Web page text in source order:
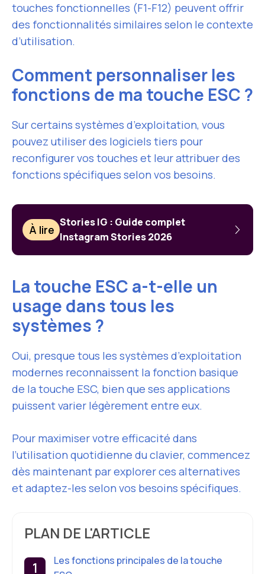
touches fonctionnelles (F1-F12) peuvent offrir
des fonctionnalités similaires selon le contexte
d’utilisation.
Comment personnaliser les
fonctions de ma touche ESC ?
Sur certains systèmes d’exploitation, vous
pouvez utiliser des logiciels tiers pour
reconfigurer vos touches et leur attribuer des
fonctions spécifiques selon vos besoins.
À lire
Stories IG : Guide complet
Instagram Stories 2026
La touche ESC a-t-elle un
usage dans tous les
systèmes ?
Oui, presque tous les systèmes d’exploitation
modernes reconnaissent la fonction basique
de la touche ESC, bien que ses applications
puissent varier légèrement entre eux.
Pour maximiser votre efficacité dans
l’utilisation quotidienne du clavier, commencez
dès maintenant par explorer ces alternatives
et adaptez-les selon vos besoins spécifiques.
PLAN DE L'ARTICLE
Les fonctions principales de la touche